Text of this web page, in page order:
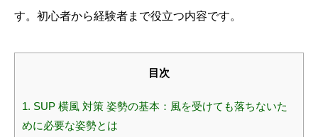
す。初心者から経験者まで役立つ内容です。
目次
1. SUP 横風 対策 姿勢の基本：風を受けても落ちないた
めに必要な姿勢とは